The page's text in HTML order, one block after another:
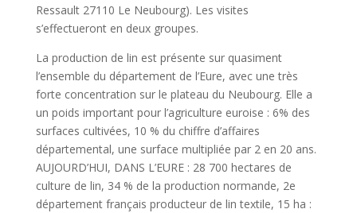
Ressault 27110 Le Neubourg). Les visites
s’effectueront en deux groupes.
La production de lin est présente sur quasiment
l’ensemble du département de l’Eure, avec une très
forte concentration sur le plateau du Neubourg. Elle a
un poids important pour l’agriculture euroise : 6% des
surfaces cultivées, 10 % du chiffre d’affaires
départemental, une surface multipliée par 2 en 20 ans.
AUJOURD’HUI, DANS L’EURE : 28 700 hectares de
culture de lin, 34 % de la production normande, 2e
département français producteur de lin textile, 15 ha :